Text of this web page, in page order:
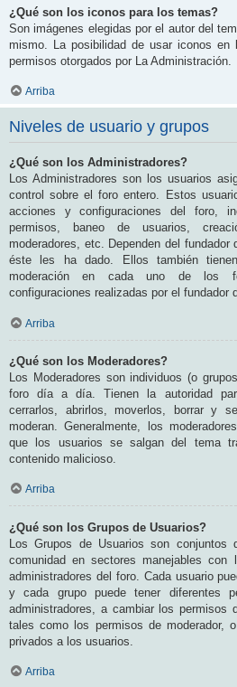
¿Qué son los iconos para los temas?
Son imágenes elegidas por el autor del
mismo. La posibilidad de usar iconos en
permisos otorgados por La Administración.
Arriba
Niveles de usuario y grupos
¿Qué son los Administradores?
Los Administradores son los usuarios
control sobre el foro entero. Estos
acciones y configuraciones del foro,
permisos, baneo de usuarios,
moderadores, etc. Dependen del
éste les ha dado. Ellos también
moderación en cada uno de los
configuraciones realizadas por el fundador
Arriba
¿Qué son los Moderadores?
Los Moderadores son individuos (o
foro día a día. Tienen la autoridad
cerrarlos, abrirlos, moverlos, borrar y
moderan. Generalmente, los
que los usuarios se salgan del tema
contenido malicioso.
Arriba
¿Qué son los Grupos de Usuarios?
Los Grupos de Usuarios son
comunidad en sectores manejables con
administradores del foro. Cada usuario
y cada grupo puede tener diferentes
administradores, a cambiar los permisos
tales como los permisos de moderador,
privados a los usuarios.
Arriba